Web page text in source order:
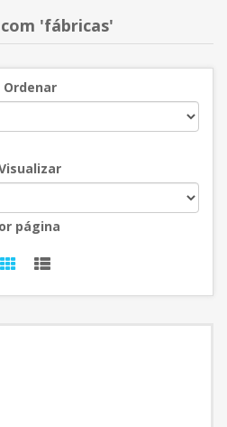
'fábricas'
Ordenar
página